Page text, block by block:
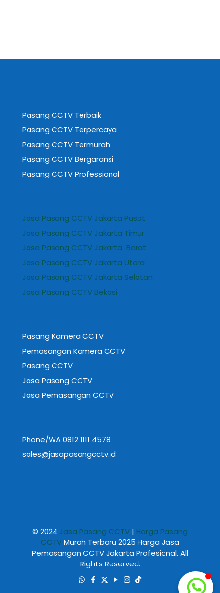
Pasang CCTV Terbaik
Pasang CCTV Terpercaya
Pasang CCTV Termurah
Pasang CCTV Bergaransi
Pasang CCTV Professional
Jasa Pasang CCTV Jakarta Pusat
Jasa Pasang CCTV Jakarta Timur
Jasa Pasang CCTV Jakarta Barat
Jasa Pasang CCTV Jakarta Utara
Jasa Pasang CCTV Jakarta Selatan
Jasa Pasang CCTV Bekasi
Pasang Kamera CCTV
Pemasangan Kamera CCTV
Pasang CCTV
Jasa Pasang CCTV
Jasa Pemasangan CCTV
Phone/WA 0812 1111 4578
sales@jasapasangcctv.id
© 2024 Jasa Pasang CCTV | Harga Pasang
CCTVMurah Terbaru 2025 Harga Jasa
Pemasangan CCTV Jakarta Profesional. All
Rights Reserved.